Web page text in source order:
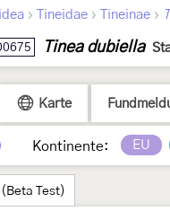
› Tineidae › Tineinae ›
Tinea dubiella
Karte
Kontinente: EU
Test)